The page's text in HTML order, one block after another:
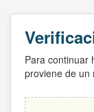
Para continuar
proviene de un